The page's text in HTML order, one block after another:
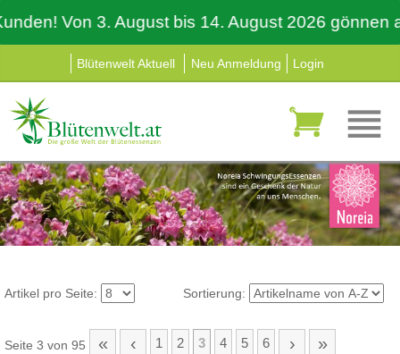
Von 3. August bis 14. August 2026 gönnen
Blütenwelt Aktuell Neu Anmeldung Login
Artikel pro Seite: Sortierung:
Seite 3 von 95 « ‹ 1 2 3 4 5 6 › »